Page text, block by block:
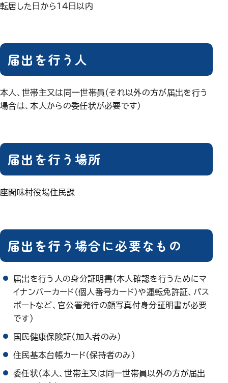
転居した日から14日以内
届出を行う人
本人、世帯主又は同一世帯員（それ以外の方が届出を行う
場合は、本人からの委任状が必要です）
届出を行う場所
座間味村役場住民課
届出を行う場合に必要なもの
届出を行う人の身分証明書（本人確認を行うためにマ
イナンバーカード（個人番号カード）や運転免許証、パス
ポートなど、官公署発行の顔写真付身分証明書が必要
です）
国民健康保険証（加入者のみ）
住民基本台帳カード（保持者のみ）
委任状（本人、世帯主又は同一世帯員以外の方が届出